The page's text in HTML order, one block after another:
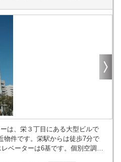
は、栄３丁目にある大型ビルで
物件です。栄駅からは徒歩7分で
ベーターは6基です。個別空調で